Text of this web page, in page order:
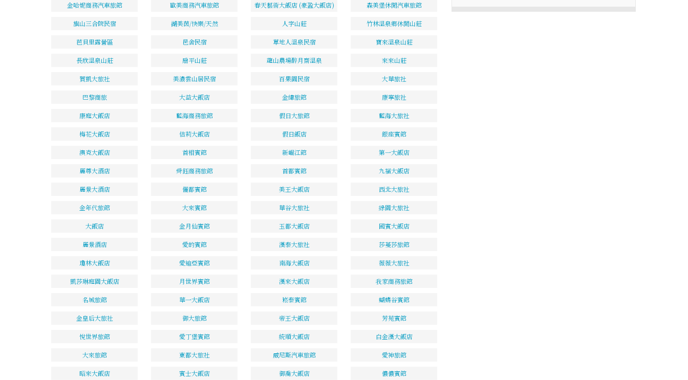
金哈妮商務汽車旅館 歐美商務汽車旅館 春天藝術大飯店 (豪盈大飯店) 森美堡休閒汽車旅館
旗山三合院民宿 湖美茵/快樂/天然 人字山莊 竹林溫泉鄉休閒山莊
芭貝里露營區 邑舍民宿 草地人溫泉民宿 寶來溫泉山莊
長欣溫泉山莊 扇平山莊 龍山農場醉月齋溫泉 來來山莊
賀凱大旅社 美濃雲山居民宿 百果園民宿 大華旅社
巴黎商旅 大益大飯店 金緯旅館 康寧旅社
康庭大飯店 藍海商務旅館 假日大旅館 藍海大旅社
梅花大飯店 佶莉大飯店 假日飯店 銀座賓館
澳克大飯店 首相賓館 新崛江館 第一大飯店
麗尊大酒店 舜鈺商務旅館 首都賓館 九福大飯店
麗景大酒店 儷都賓館 美王大飯店 西北大旅社
金年代旅館 大來賓館 華谷大旅社 綠園大旅社
大飯店 金月仙賓館 玉都大飯店 國賓大飯店
麗景酒店 愛的賓館 漢泰大旅社 莎蔓莎旅館
瓊林大飯店 愛迪亞賓館 南海大飯店 薇薇大旅社
凱莎琳庭園大飯店 月世界賓館 漢來大飯店 我家商務旅館
名城旅館 華一大飯店 崧泰賓館 蝴蝶谷賓館
金皇后大旅社 御大旅館 帝王大飯店 芳苑賓館
悅世界旅館 愛丁堡賓館 統順大飯店 白金漢大飯店
大來旅館 東都大旅社 威尼斯汽車旅館 愛神旅館
昭來大飯店 賓士大飯店 御喬大飯店 儂儂賓館